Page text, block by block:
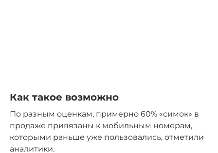
Как такое возможно
По разным оценкам, примерно 60% «симок» в
продаже привязаны к мобильным номерам,
которыми раньше уже пользовались, отметили
аналитики.